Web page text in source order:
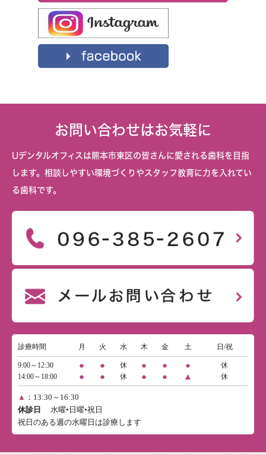
お問い合わせはお気軽に
Uデンタルオフィスは熊本市東区の皆さんに愛される歯科を目指
します。相談しやすい環境づくりやスタッフ教育に力を入れてい
る歯科です。
診療時間 月 火 水 木 金 土 日/祝
9:00～12:30 ● ● 休 ● ● ●
休
14:00～18:00
● ● 休 ● ● ▲ 休
▲ ：13:30～16:30
休診日
水曜•日曜•祝日
祝日のある週の水曜日は診療します